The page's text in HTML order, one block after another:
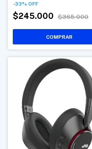
-33% OFF
$245.000 $365.000